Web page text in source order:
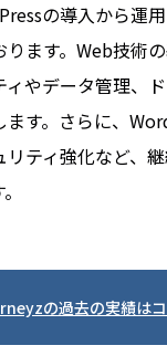
の導入から運
ます。Web技術
ィやデータ管理、
す。さらに、
リティ強化など、
の過去の実績はコ